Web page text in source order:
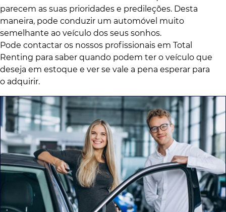
parecem as suas prioridades e predileções. Desta
maneira, pode conduzir um automóvel muito
semelhante ao veículo dos seus sonhos.
Pode contactar os nossos profissionais em Total
Renting para saber quando podem ter o veículo que
deseja em estoque e ver se vale a pena esperar para
o adquirir.